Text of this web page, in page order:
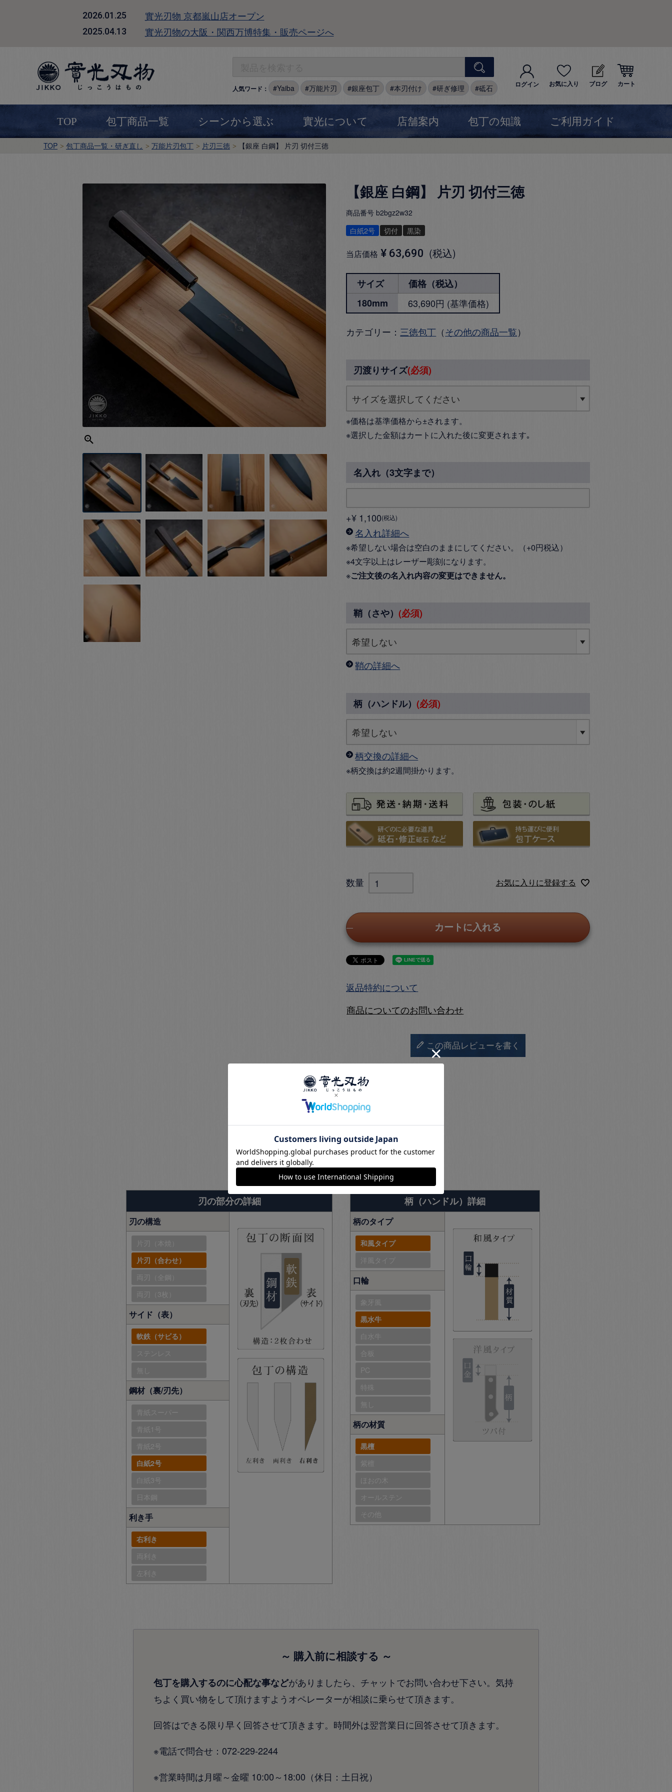
2026.01.25 實光刃物 京都嵐山店オープン
2025.04.13 實光刃物の大阪・関西万博特集・販売ページへ
人気ワード： Yaiba 万能片刃 銀座包丁 本刃付け 研ぎ修理 砥石 ログイン お気に入り ブログ カート
TOP 包丁商品一覧 シーンから選ぶ 實光について 店舗案内 包丁の知識 ご利用ガイド
TOP 包丁商品一覧・研ぎ直し 万能片刃包丁 片刃三徳 【銀座 白鋼】 片刃 切付三徳
【銀座 白鋼】 片刃 切付三徳
商品番号 b2bgz2w32
白紙2号 切付 黒染
当店価格 ¥ 63,690 税込
サイズ
価格（税込）
180mm
63,690円 (基準価格)
カテゴリー： 三徳包丁 （その他の商品一覧）
刃渡りサイズ(必須)
※価格は基準価格から±されます。
※選択した金額はカートに入れた後に変更されます｡
名入れ（3文字まで）
+¥ 1,100 税込
名入れ詳細へ
※希望しない場合は空白のままにしてください。（+0円税込）
※4文字以上はレーザー彫刻になります。
※ご注文後の名入れ内容の変更はできません。
鞘（さや）(必須)
鞘の詳細へ
柄（ハンドル）(必須)
柄交換の詳細へ
※柄交換は約2週間掛かります。
お気に入りに登録する
カートに入れる
返品特約について
商品についてのお問い合わせ
この商品レビューを書く
商品詳細
刃の部分の詳細
刃の構造
片刃（本焼）
片刃（合わせ）
両刃（全鋼）
両刃（3枚）
サイド（表）
軟鉄（サビる）
ステンレス
無し
鋼材（裏/刃先）
青紙スーパー
青紙1号
青紙2号
白紙2号
白紙3号
日本鋼
利き手
右利き
両利き
左利き
柄（ハンドル）詳細
柄のタイプ
和風タイプ
洋風タイプ
口輪
象牙風
黒水牛
白水牛
合板
PC
特殊
無し
柄の材質
黒檀
紫檀
ほおの木
オールステン
その他
～ 購入前に相談する ～
包丁を購入するのに心配な事などがありましたら、チャットでお問い合わせ下さい。気持
ちよく買い物をして頂けますようオペレーターが相談に乗らせて頂きます。
回答はできる限り早く回答させて頂きます。時間外は翌営業日に回答させて頂きます。
※電話で問合せ：072-229-2244
※営業時間は月曜～金曜 10:00～18:00（休日：土日祝）